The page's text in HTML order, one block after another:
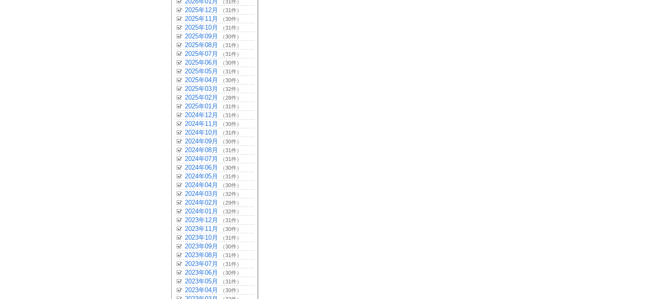
（31件）
2025年12月 （31件）
2025年11月 （30件）
2025年10月 （31件）
2025年09月 （30件）
2025年08月 （31件）
2025年07月 （31件）
2025年06月 （30件）
2025年05月 （31件）
2025年04月 （30件）
2025年03月 （32件）
2025年02月 （28件）
2025年01月 （31件）
2024年12月 （31件）
2024年11月 （30件）
2024年10月 （31件）
2024年09月 （30件）
2024年08月 （31件）
2024年07月 （31件）
2024年06月 （30件）
2024年05月 （31件）
2024年04月 （30件）
2024年03月 （32件）
2024年02月 （29件）
2024年01月 （32件）
2023年12月 （31件）
2023年11月 （30件）
2023年10月 （31件）
2023年09月 （30件）
2023年08月 （31件）
2023年07月 （31件）
2023年06月 （30件）
2023年05月 （31件）
2023年04月 （30件）